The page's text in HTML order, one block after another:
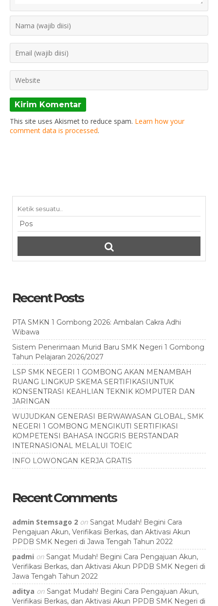
This site uses Akismet to reduce spam. Learn how your
comment data is processed.
Recent Posts
PTA SMKN 1 Gombong 2026: Ambalan Cakra Adhi
Wibawa
Sistem Penerimaan Murid Baru SMK Negeri 1 Gombong
Tahun Pelajaran 2026/2027
LSP SMK NEGERI 1 GOMBONG AKAN MENAMBAH
RUANG LINGKUP SKEMA SERTIFIKASIUNTUK
KONSENTRASI KEAHLIAN TEKNIK KOMPUTER DAN
JARINGAN
WUJUDKAN GENERASI BERWAWASAN GLOBAL, SMK
NEGERI 1 GOMBONG MENGIKUTI SERTIFIKASI
KOMPETENSI BAHASA INGGRIS BERSTANDAR
INTERNASIONAL MELALUI TOEIC
INFO LOWONGAN KERJA GRATIS
Recent Comments
admin Stemsago 2 on Sangat Mudah! Begini Cara
Pengajuan Akun, Verifikasi Berkas, dan Aktivasi Akun
PPDB SMK Negeri di Jawa Tengah Tahun 2022
padmi on Sangat Mudah! Begini Cara Pengajuan Akun,
Verifikasi Berkas, dan Aktivasi Akun PPDB SMK Negeri di
Jawa Tengah Tahun 2022
aditya on Sangat Mudah! Begini Cara Pengajuan Akun,
Verifikasi Berkas, dan Aktivasi Akun PPDB SMK Negeri di